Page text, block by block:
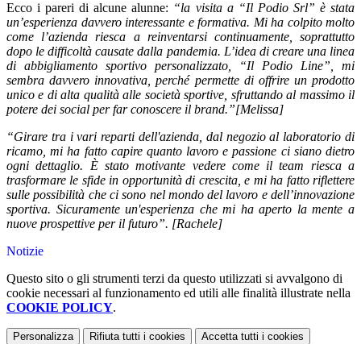
Ecco i pareri di alcune alunne: “la visita a “Il Podio Srl” è stata
un’esperienza davvero interessante e formativa. Mi ha colpito molto
come l’azienda riesca a reinventarsi continuamente, soprattutto
dopo le difficoltà causate dalla pandemia. L’idea di creare una linea
di abbigliamento sportivo personalizzato, “Il Podio Line”, mi
sembra davvero innovativa, perché permette di offrire un prodotto
unico e di alta qualità alle società sportive, sfruttando al massimo il
potere dei social per far conoscere il brand.”[Melissa]
“Girare tra i vari reparti dell'azienda, dal negozio al laboratorio di
ricamo, mi ha fatto capire quanto lavoro e passione ci siano dietro
ogni dettaglio. È stato motivante vedere come il team riesca a
trasformare le sfide in opportunità di crescita, e mi ha fatto riflettere
sulle possibilità che ci sono nel mondo del lavoro e dell’innovazione
sportiva. Sicuramente un'esperienza che mi ha aperto la mente a
nuove prospettive per il futuro”. [Rachele]
Notizie
Questo sito o gli strumenti terzi da questo utilizzati si avvalgono di
cookie necessari al funzionamento ed utili alle finalità illustrate nella
COOKIE POLICY.
Personalizza Rifiuta tutti i cookies Accetta tutti i cookies